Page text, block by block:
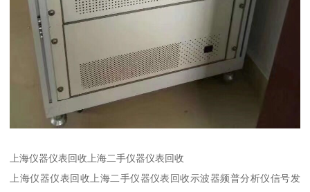
上海仪器仪表回收上海二手仪器仪表回收
上海仪器仪表回收上海二手仪器仪表回收示波器频普分析仪信号发